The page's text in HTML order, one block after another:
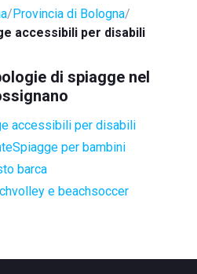
Provincia di Bologna
accessibili per disabili
di spiagge nel
accessibili per disabili
Spiagge per bambini
barca
e beachsoccer